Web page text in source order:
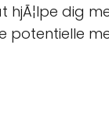
hjÃ¦lpe dig
potentielle